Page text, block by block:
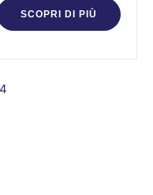
SCOPRI DI PIÙ
4